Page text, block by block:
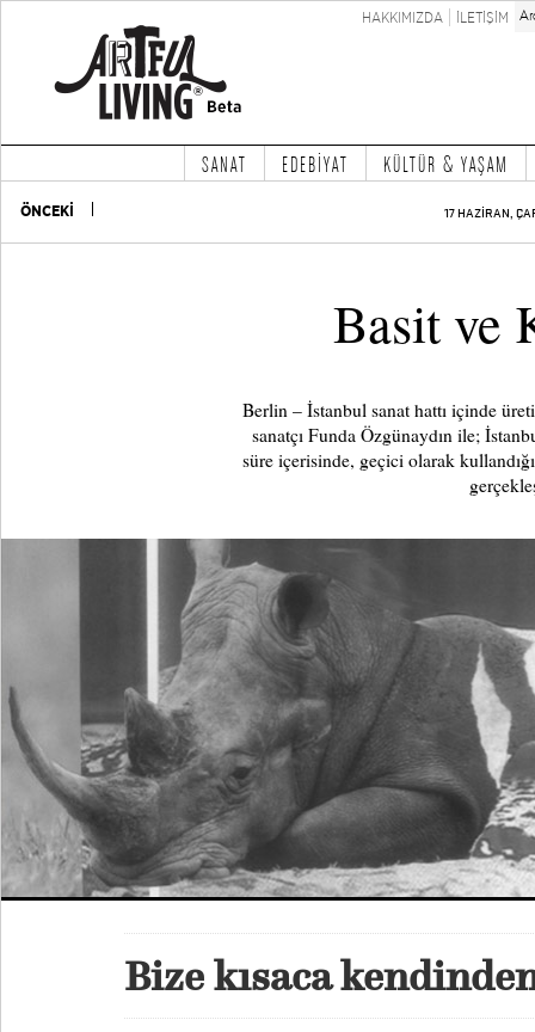
HAKKIMIZDA İLETİŞİM
SANAT EDEBİYAT KÜLTÜR & YAŞAM
ÖNCEKİ 17 HAZİRAN,
Basit ve
Berlin – İstanbul sanat hattı içinde
sanatçı Funda Özgünaydın ile;
süre içerisinde, geçici olarak
Bize kısaca